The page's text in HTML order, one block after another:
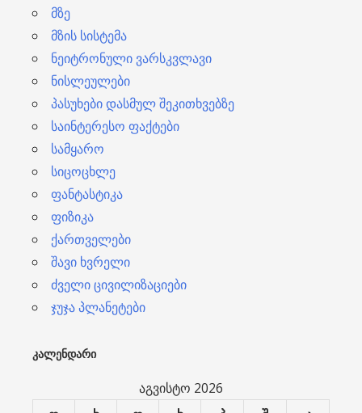
მზე
მზის სისტემა
ნეიტრონული ვარსკვლავი
ნისლეულები
პასუხები დასმულ შეკითხვებზე
საინტერესო ფაქტები
სამყარო
სიცოცხლე
ფანტასტიკა
ფიზიკა
ქართველები
შავი ხვრელი
ძველი ცივილიზაციები
ჯუჯა პლანეტები
ᲙᲐᲚᲔᲜᲓᲐᲠᲘ
აგვისტო 2026